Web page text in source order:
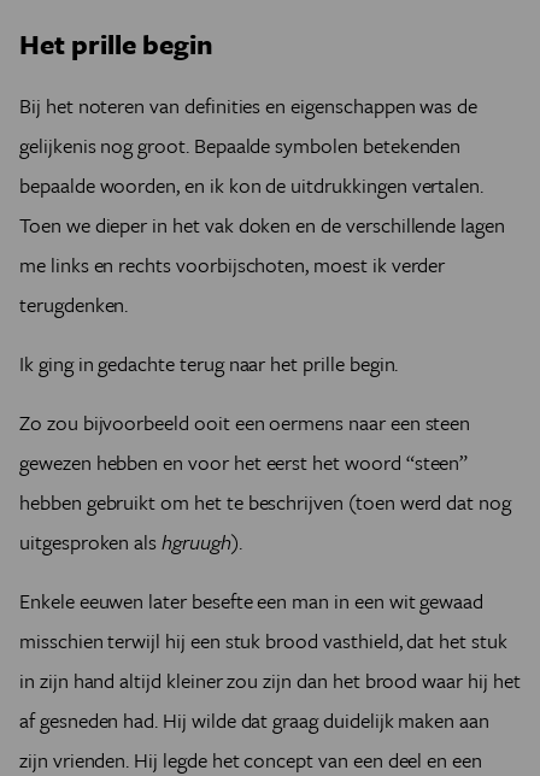
Het prille begin
Bij het noteren van definities en eigenschappen was de
gelijkenis nog groot. Bepaalde symbolen betekenden
bepaalde woorden, en ik kon de uitdrukkingen vertalen.
Toen we dieper in het vak doken en de verschillende lagen
me links en rechts voorbijschoten, moest ik verder
terugdenken.
Ik ging in gedachte terug naar het prille begin.
Zo zou bijvoorbeeld ooit een oermens naar een steen
gewezen hebben en voor het eerst het woord “steen”
hebben gebruikt om het te beschrijven (toen werd dat nog
uitgesproken alshgruugh).
Enkele eeuwen later besefte een man in een wit gewaad
misschien terwijl hij een stuk brood vasthield, dat het stuk
in zijn hand altijd kleiner zou zijn dan het brood waar hij het
af gesneden had. Hij wilde dat graag duidelijk maken aan
zijn vrienden. Hij legde het concept van een deel en een